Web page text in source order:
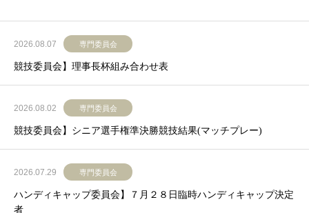
2026.08.07 専門委員会
競技委員会】理事長杯組み合わせ表
2026.08.02 専門委員会
競技委員会】シニア選手権準決勝競技結果(マッチプレー)
2026.07.29 専門委員会
ハンディキャップ委員会】７月２８日臨時ハンディキャップ決定
者